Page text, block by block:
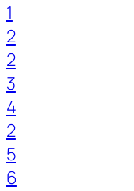
1
2
2
3
4
2
5
6